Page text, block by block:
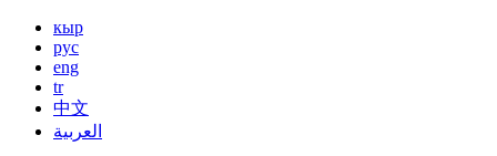
кыр
рус
eng
tr
中文
العربية